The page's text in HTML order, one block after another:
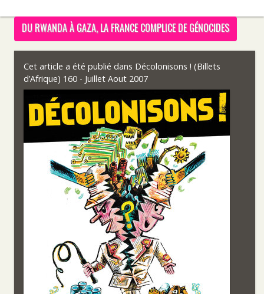
DU RWANDA À GAZA, LA FRANCE COMPLICE DE GÉNOCIDES
Cet article a été publié dans Décolonisons ! (Billets
d’Afrique) 160 - Juillet Aout 2007